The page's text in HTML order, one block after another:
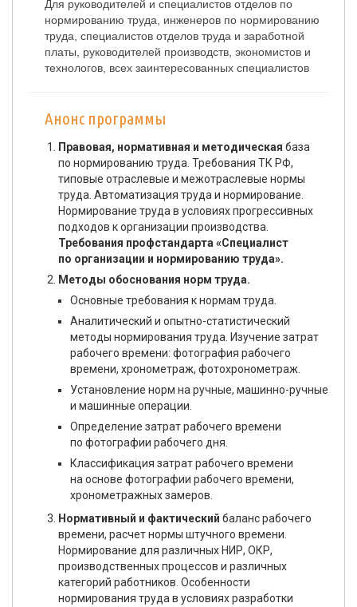
Для руководителей и специалистов отделов по
нормированию труда, инженеров по нормированию
труда, специалистов отделов труда и заработной
платы, руководителей производств, экономистов и
технологов, всех заинтересованных специалистов
Анонс программы
Правовая, нормативная и методическая база
по нормированию труда. Требования ТК РФ,
типовые отраслевые и межотраслевые нормы
труда. Автоматизация труда и нормирование.
Нормирование труда в условиях прогрессивных
подходов к организации производства.
Требования профстандарта «Специалист
по организации и нормированию труда».
Методы обоснования норм труда.
Основные требования к нормам труда.
Аналитический и опытно-статистический
методы нормирования труда. Изучение затрат
рабочего времени: фотография рабочего
времени, хронометраж, фотохронометраж.
Установление норм на ручные, машинно-ручные
и машинные операции.
Определение затрат рабочего времени
по фотографии рабочего дня.
Классификация затрат рабочего времени
на основе фотографии рабочего времени,
хронометражных замеров.
Нормативный и фактический баланс рабочего
времени, расчет нормы штучного времени.
Нормирование для различных НИР, ОКР,
производственных процессов и различных
категорий работников. Особенности
нормирования труда в условиях разработки